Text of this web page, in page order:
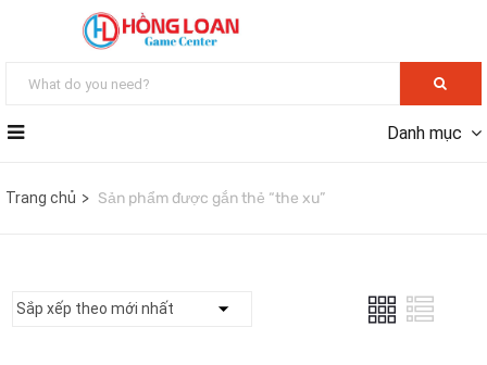
Danh mục
Trang chủ Sản phẩm được gắn thẻ “the xu”